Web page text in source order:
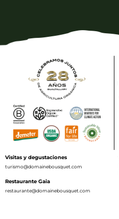
Visitas y degustaciones
turismo@domainebousquet.com
Restaurante Gaia
restaurante@domainebousquet.com